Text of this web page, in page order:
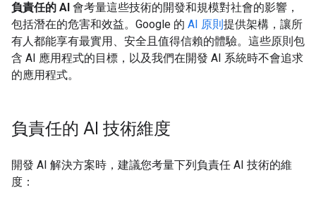
負責任的 AI 會考量這些技術的開發和規模對社會的影響，
包括潛在的危害和效益。Google 的 AI 原則提供架構，讓所
有人都能享有最實用、安全且值得信賴的體驗。這些原則包
含 AI 應用程式的目標，以及我們在開發 AI 系統時不會追求
的應用程式。
負責任的 AI 技術維度
開發 AI 解決方案時，建議您考量下列負責任 AI 技術的維
度：